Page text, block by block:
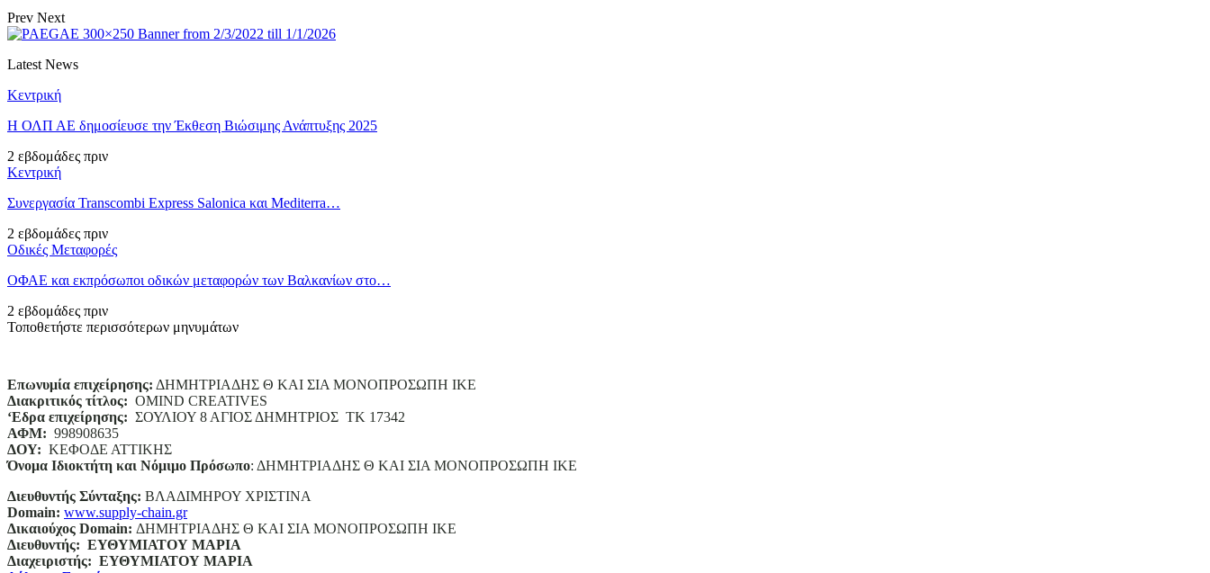
Prev Next
Latest News
Κεντρική
Η ΟΛΠ ΑΕ δημοσίευσε την Έκθεση Βιώσιμης Ανάπτυξης 2025
2 εβδομάδες πριν
Κεντρική
Συνεργασία Transcombi Express Salonica και Mediterra…
2 εβδομάδες πριν
Οδικές Μεταφορές
ΟΦΑΕ και εκπρόσωποι οδικών μεταφορών των Βαλκανίων στο…
2 εβδομάδες πριν
Τοποθετήστε περισσότερων μηνυμάτων
Επωνυμία επιχείρησης: ΔΗΜΗΤΡΙΑΔΗΣ Θ ΚΑΙ ΣΙΑ ΜΟΝΟΠΡΟΣΩΠΗ ΙΚΕ
Διακριτικός τίτλος: ΟΜΙΝD CREATIVES
‘Eδρα επιχείρησης: ΣΟΥΛΙΟΥ 8 ΑΓΙΟΣ ΔΗΜΗΤΡΙΟΣ ΤΚ 17342
ΑΦΜ: 998908635
ΔΟΥ: ΚΕΦΟΔΕ ΑΤΤΙΚΗΣ
Όνομα Ιδιοκτήτη και Νόμιμο Πρόσωπο: ΔΗΜΗΤΡΙΑΔΗΣ Θ ΚΑΙ ΣΙΑ ΜΟΝΟΠΡΟΣΩΠΗ ΙΚΕ
Διευθυντής Σύνταξης: ΒΛΑΔΙΜΗΡΟΥ ΧΡΙΣΤΙΝΑ
Domain: www.supply-chain.gr
Δικαιούχος Domain: ΔΗΜΗΤΡΙΑΔΗΣ Θ ΚΑΙ ΣΙΑ ΜΟΝΟΠΡΟΣΩΠΗ ΙΚΕ
Διευθυντής: ΕΥΘΥΜΙΑΤΟΥ ΜΑΡΙΑ
Διαχειριστής: ΕΥΘΥΜΙΑΤΟΥ ΜΑΡΙΑ